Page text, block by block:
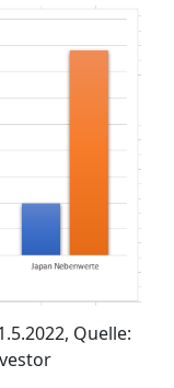
Quelle: